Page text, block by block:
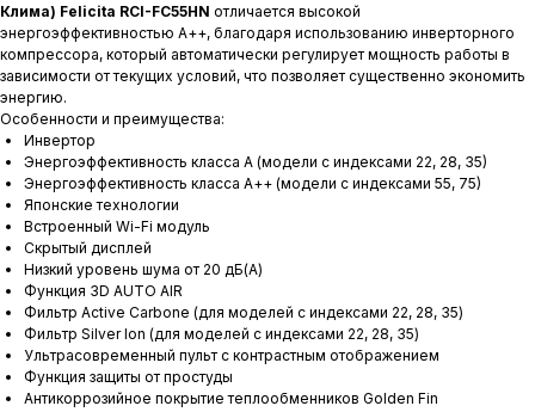
Клима) Felicita RCI-FC55HN отличается высокой
энергоэффективностью А++, благодаря использованию инверторного
компрессора, который автоматически регулирует мощность работы в
зависимости от текущих условий, что позволяет существенно экономить
энергию.
Особенности и преимущества:
Инвертор
Энергоэффективность класса А (модели с индексами 22, 28, 35)
Энергоэффективность класса А++ (модели с индексами 55, 75)
Японские технологии
Встроенный Wi-Fi модуль
Скрытый дисплей
Низкий уровень шума от 20 дБ(А)
Функция 3D AUTO AIR
Фильтр Active Carbone (для моделей с индексами 22, 28, 35)
Фильтр Silver Ion (для моделей с индексами 22, 28, 35)
Ультрасовременный пульт с контрастным отображением
Функция защиты от простуды
Антикоррозийное покрытие теплообменников Golden Fin